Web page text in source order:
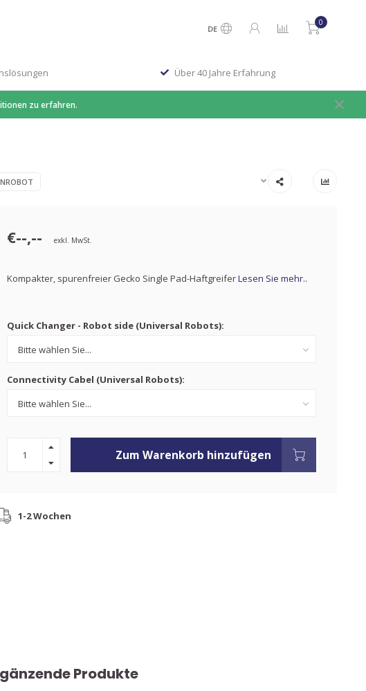
DE
0
Über 40 Jahre Erfahrung
zu erfahren.
€--,-- exkl. MwSt.
Kompakter, spurenfreier Gecko Single Pad-HaftgreiferLesen Sie mehr..
Quick Changer - Robot side (Universal Robots):
Connectivity Cabel (Universal Robots):
Zum Warenkorb hinzufügen
1-2 Wochen
Produkte